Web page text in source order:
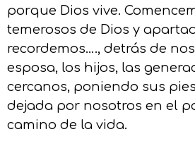
porque Dios vive.
temerosos de Dios y
recordemos…., detrás de
esposa, los hijos, las
cercanos, poniendo sus
dejada por nosotros en el
camino de la vida.